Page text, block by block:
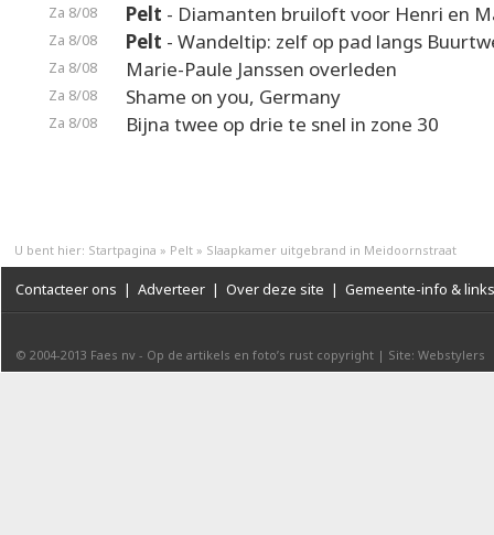
Za 8/08 Pelt - Diamanten bruiloft voor Henri en
Za 8/08 Pelt - Wandeltip: zelf op pad langs
Za 8/08 Marie-Paule Janssen overleden
Za 8/08 Shame on you, Germany
Za 8/08 Bijna twee op drie te snel in zone 30
U bent hier: Startpagina » Pelt » Slaapkamer uitgebrand in Meidoornstraat
Contacteer ons | Adverteer | Over deze site | Gemeente-info & links
© 2004-2013 Faes nv - Op de artikels en foto’s rust copyright | Site: Webstylers